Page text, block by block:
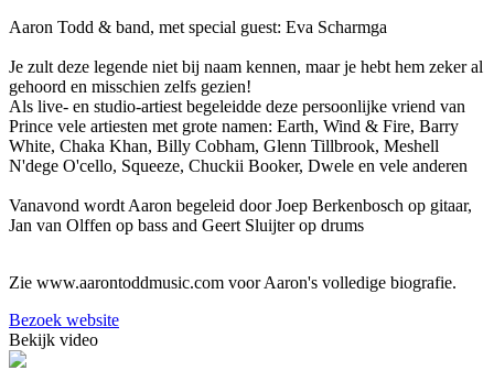
Aaron Todd & band, met special guest: Eva Scharmga
Je zult deze legende niet bij naam kennen, maar je hebt hem zeker al
gehoord en misschien zelfs gezien!
Als live- en studio-artiest begeleidde deze persoonlijke vriend van
Prince vele artiesten met grote namen: Earth, Wind & Fire, Barry
White, Chaka Khan, Billy Cobham, Glenn Tillbrook, Meshell
N'dege O'cello, Squeeze, Chuckii Booker, Dwele en vele anderen
Vanavond wordt Aaron begeleid door Joep Berkenbosch op gitaar,
Jan van Olffen op bass and Geert Sluijter op drums
Zie www.aarontoddmusic.com voor Aaron's volledige biografie.
Bezoek website
Bekijk video